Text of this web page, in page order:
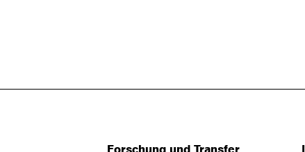
Forschung und Transfer